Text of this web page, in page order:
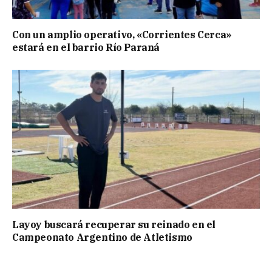
Con un amplio operativo, «Corrientes Cerca»
estará en el barrio Río Paraná
Layoy buscará recuperar su reinado en el
Campeonato Argentino de Atletismo